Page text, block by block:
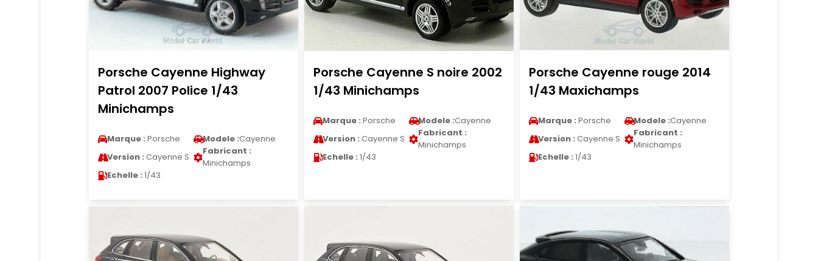
Porsche Cayenne Highway
Patrol 2007 Police 1/43
Minichamps
Marque : Porsche Modele :Cayenne
Version : Cayenne S
Fabricant :
Minichamps
Echelle : 1/43
Porsche Cayenne S noire 2002
1/43 Minichamps
Marque : Porsche Modele :Cayenne
Version : Cayenne S
Fabricant :
Minichamps
Echelle : 1/43
Porsche Cayenne rouge 2014
1/43 Maxichamps
Marque : Porsche Modele :Cayenne
Version : Cayenne S
Fabricant :
Minichamps
Echelle : 1/43